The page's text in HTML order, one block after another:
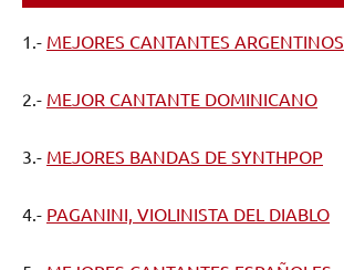
1.- MEJORES CANTANTES ARGENTINOS
2.- MEJOR CANTANTE DOMINICANO
3.- MEJORES BANDAS DE SYNTHPOP
4.- PAGANINI, VIOLINISTA DEL DIABLO